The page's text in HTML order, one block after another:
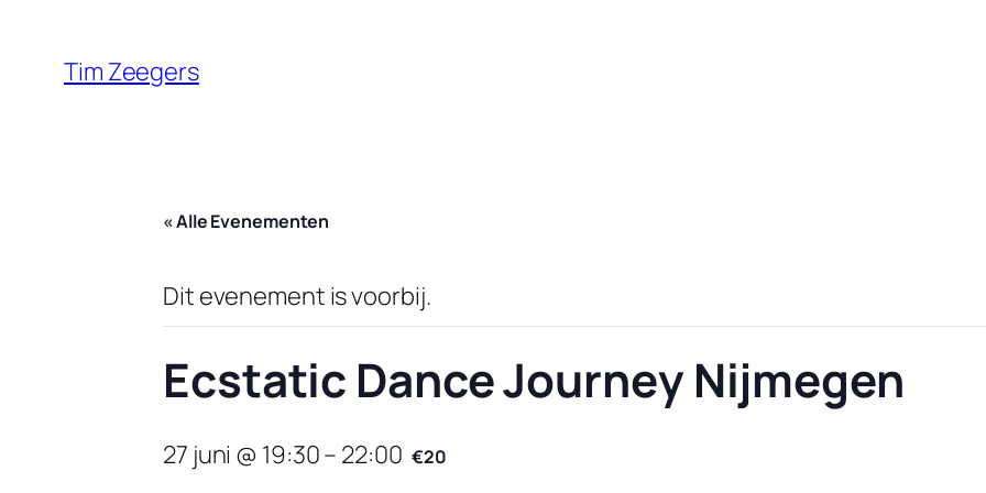
Tim Zeegers
« Alle Evenementen
Dit evenement is voorbij.
Ecstatic Dance Journey Nijmegen
27 juni @ 19:30– 22:00 €20